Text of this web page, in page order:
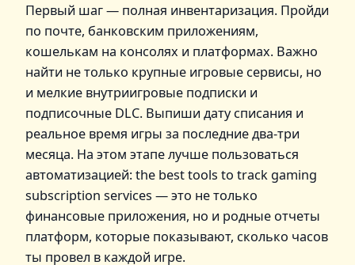
Первый шаг — полная инвентаризация. Пройди
по почте, банковским приложениям,
кошелькам на консолях и платформах. Важно
найти не только крупные игровые сервисы, но
и мелкие внутриигровые подписки и
подписочные DLC. Выпиши дату списания и
реальное время игры за последние два-три
месяца. На этом этапе лучше пользоваться
автоматизацией: the best tools to track gaming
subscription services — это не только
финансовые приложения, но и родные отчеты
платформ, которые показывают, сколько часов
ты провел в каждой игре.